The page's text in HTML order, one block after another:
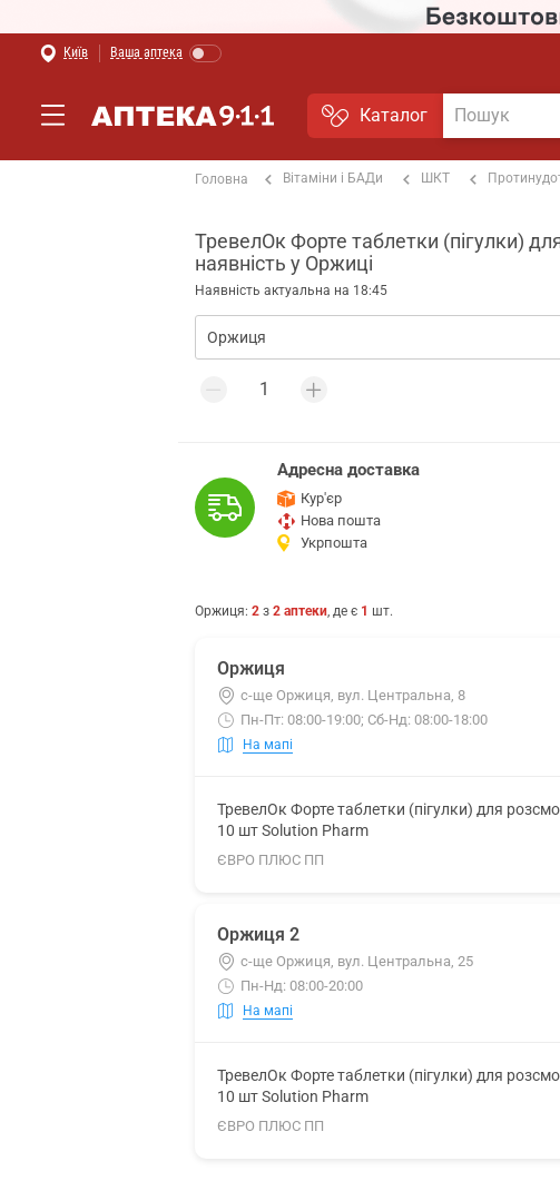
Київ Ваша аптека
Каталог
Головна Вітаміни і БАДи ШКТ
ТревелОк Форте таблетки (пігулки)
наявність у Оржиці
Наявність актуальна на 18:45
Адресна доставка
Кур'єр
Нова пошта
Укрпошта
Оржиця: 2 з 2 аптеки, де є 1 шт.
Оржиця
с-ще Оржиця, вул. Центральна, 8
Пн-Пт: 08:00-19:00; Сб-Нд: 08:00-18:00
На мапі
ТревелОк Форте таблетки (пігулки) для
10 шт Solution Pharm
ЄВРО ПЛЮС ПП
Оржиця 2
с-ще Оржиця, вул. Центральна, 25
Пн-Нд: 08:00-20:00
На мапі
ТревелОк Форте таблетки (пігулки) для
10 шт Solution Pharm
ЄВРО ПЛЮС ПП